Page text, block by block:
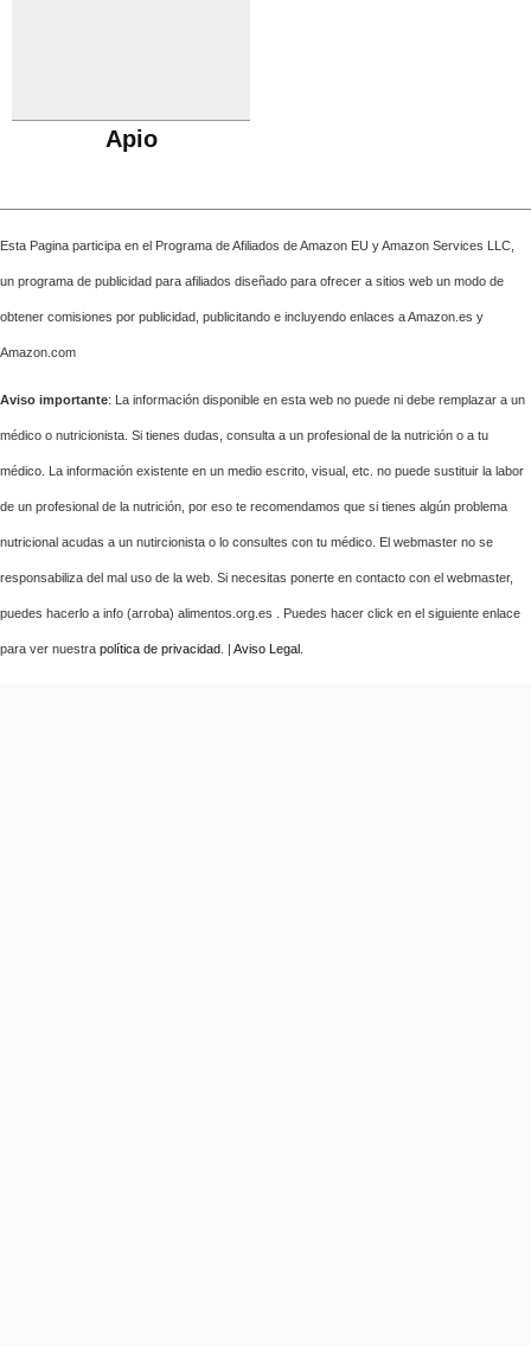
Apio
Esta Pagina participa en el Programa de Afiliados de Amazon EU y Amazon Services LLC,
un programa de publicidad para afiliados diseñado para ofrecer a sitios web un modo de
obtener comisiones por publicidad, publicitando e incluyendo enlaces a Amazon.es y
Amazon.com
Aviso importante: La información disponible en esta web no puede ni debe remplazar a un
médico o nutricionista. Si tienes dudas, consulta a un profesional de la nutrición o a tu
médico. La información existente en un medio escrito, visual, etc. no puede sustituir la labor
de un profesional de la nutrición, por eso te recomendamos que si tienes algún problema
nutricional acudas a un nutircionista o lo consultes con tu médico. El webmaster no se
responsabiliza del mal uso de la web. Si necesitas ponerte en contacto con el webmaster,
puedes hacerlo a info (arroba) alimentos.org.es . Puedes hacer click en el siguiente enlace
para ver nuestra política de privacidad . | Aviso Legal